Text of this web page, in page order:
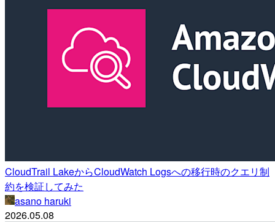
CloudTrail LakeからCloudWatch Logsへの移行時のクエリ制
約を検証してみた
asano haruki
2026.05.08